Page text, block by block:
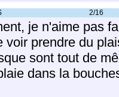
2/16
je n'aime pas
voir prendre du
sont tout de
dans la